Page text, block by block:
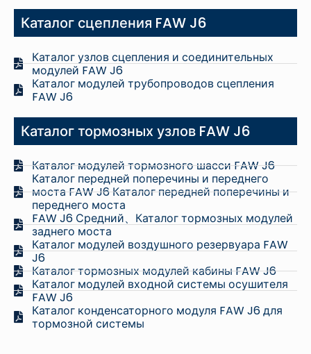
Каталог сцепления FAW J6
Каталог узлов сцепления и соединительных
модулей FAW J6
Каталог модулей трубопроводов сцепления
FAW J6
Каталог тормозных узлов FAW J6
Каталог модулей тормозного шасси FAW J6
Каталог передней поперечины и переднего
моста FAW J6 Каталог передней поперечины и
переднего моста
FAW J6 Средний、Каталог тормозных модулей
заднего моста
Каталог модулей воздушного резервуара FAW
J6
Каталог тормозных модулей кабины FAW J6
Каталог модулей входной системы осушителя
FAW J6
Каталог конденсаторного модуля FAW J6 для
тормозной системы